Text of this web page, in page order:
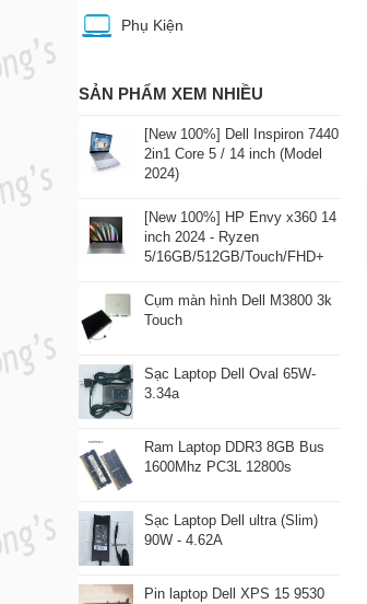
Phụ Kiện
SẢN PHẨM XEM NHIỀU
[New 100%] Dell Inspiron 7440
2in1 Core 5 / 14 inch (Model
2024)
[New 100%] HP Envy x360 14
inch 2024 - Ryzen
5/16GB/512GB/Touch/FHD+
Cụm màn hình Dell M3800 3k
Touch
Sạc Laptop Dell Oval 65W-
3.34a
Ram Laptop DDR3 8GB Bus
1600Mhz PC3L 12800s
Sạc Laptop Dell ultra (Slim)
90W - 4.62A
Pin laptop Dell XPS 15 9530